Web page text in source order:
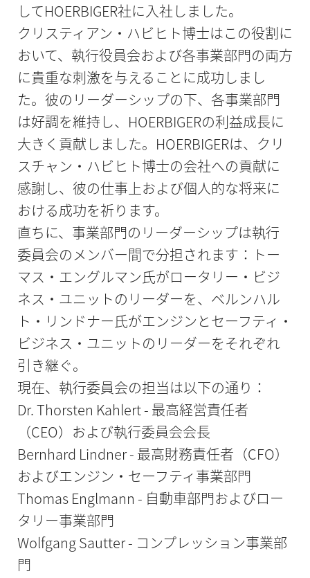
してHOERBIGER社に入社しました。
クリスティアン・ハビヒト博士はこの役割に
おいて、執行役員会および各事業部門の両方
に貴重な刺激を与えることに成功しまし
た。彼のリーダーシップの下、各事業部門
は好調を維持し、HOERBIGERの利益成長に
大きく貢献しました。HOERBIGERは、クリ
スチャン・ハビヒト博士の会社への貢献に
感謝し、彼の仕事上および個人的な将来に
おける成功を祈ります。
直ちに、事業部門のリーダーシップは執行
委員会のメンバー間で分担されます：トー
マス・エングルマン氏がロータリー・ビジ
ネス・ユニットのリーダーを、ベルンハル
ト・リンドナー氏がエンジンとセーフティ・
ビジネス・ユニットのリーダーをそれぞれ
引き継ぐ。
現在、執行委員会の担当は以下の通り：
Dr. Thorsten Kahlert - 最高経営責任者
（CEO）および執行委員会会長
Bernhard Lindner - 最高財務責任者（CFO）
およびエンジン・セーフティ事業部門
Thomas Englmann - 自動車部門およびロー
タリー事業部門
Wolfgang Sautter - コンプレッション事業部
門